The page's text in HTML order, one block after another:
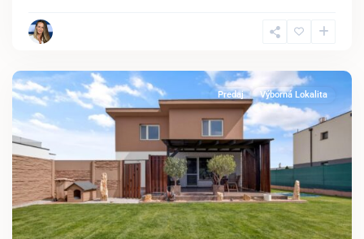
Bratislava
-
Predaj Výborná Lokalita